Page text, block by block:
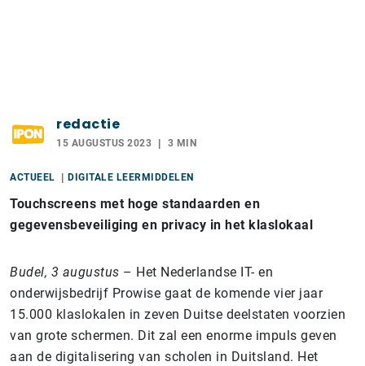
redactie
15 AUGUSTUS 2023 3 MIN
ACTUEEL DIGITALE LEERMIDDELEN
Touchscreens met hoge standaarden en
gegevensbeveiliging en privacy in het klaslokaal
Budel, 3 augustus – Het Nederlandse IT- en
onderwijsbedrijf Prowise gaat de komende vier jaar
15.000 klaslokalen in zeven Duitse deelstaten voorzien
van grote schermen. Dit zal een enorme impuls geven
aan de digitalisering van scholen in Duitsland. Het